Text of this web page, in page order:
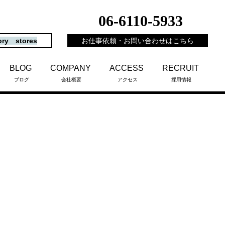
06-6110-5933
stores お仕事依頼・お問い合わせはこちら
BLOG
ブログ
COMPANY
会社概要
ACCESS
アクセス
RECRUIT
採用情報